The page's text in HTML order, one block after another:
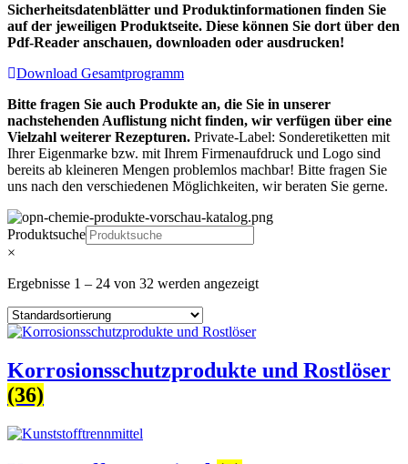
Sicherheitsdatenblätter und Produktinformationen finden Sie
auf der jeweiligen Produktseite. Diese können Sie dort über den
Pdf-Reader anschauen, downloaden oder ausdrucken!
Download Gesamtprogramm
Bitte fragen Sie auch Produkte an, die Sie in unserer
nachstehenden Auflistung nicht finden, wir verfügen über eine
Vielzahl weiterer Rezepturen. Private-Label: Sonderetiketten mit
Ihrer Eigenmarke bzw. mit Ihrem Firmenaufdruck und Logo sind
bereits ab kleineren Mengen problemlos machbar! Bitte fragen Sie
uns nach den verschiedenen Möglichkeiten, wir beraten Sie gerne.
Produktsuche
×
Ergebnisse 1 – 24 von 32 werden angezeigt
Korrosionsschutzprodukte und Rostlöser
(36)